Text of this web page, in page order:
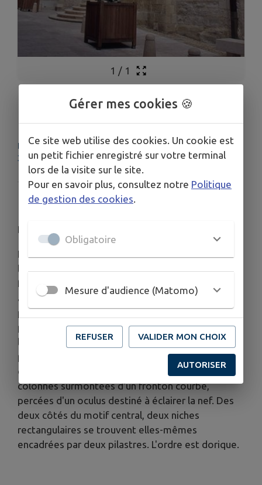
1 / 1
Eglise Saint Pancrace
LIEU
30390 Aramon
12e siècle ; 2e moitié 17e siècle
Description historique
La disposition de l'église permet de supposer que
la réalisation de l'édifice tel qu'il se présente s'est
faite en plusieurs étapes. La construction remonte
au 16e siècle et la tour qui surmonte le choeur
paraît être de cette époque. La façade a été
plaquée au 18e siècle. La nef est bâtie à
l'emplacement d'un ancien cimetière. L'élément
particulièrement remarquable est le portail
d'entrée. En plein cintre, il est encadré par deux
colonnes surmontées d'un fronton courbe,
percées d'un oculus destiné à éclairer la nef. Des
deux côtés du motif central, deux niches
rectangulaires se trouvent elles-mêmes
encadrées par deux pilastres. L'ordre est dorique.
Gérer mes cookies 🍪
Ce site web utilise des cookies. Un cookie est
un petit fichier enregistré sur votre terminal
lors de la visite sur le site.
Pour en savoir plus, consultez notre Politique
de gestion des cookies.
Obligatoire
Mesure d'audience (Matomo)
REFUSER VALIDER MON CHOIX
AUTORISER